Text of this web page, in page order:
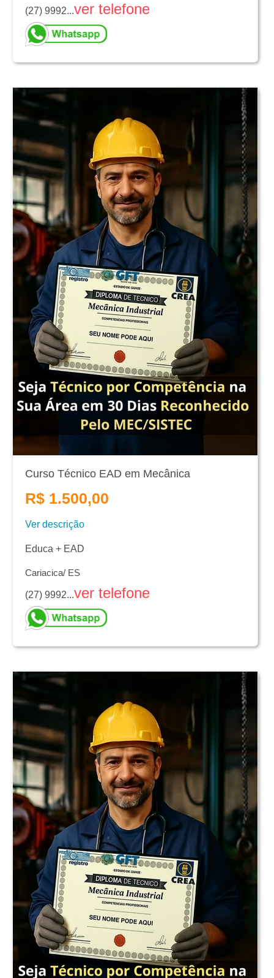
(27) 9992...ver telefone
Curso Técnico EAD em Mecânica
R$ 1.500,00
Ver descrição
Educa + EAD
Cariacica/ ES
(27) 9992...ver telefone